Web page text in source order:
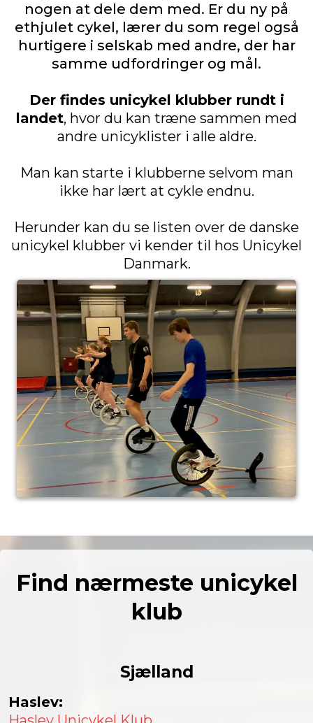
nogen at dele dem med. Er du ny på
ethjulet cykel, lærer du som regel også
hurtigere i selskab med andre, der har
samme udfordringer og mål.
Der findes unicykel klubber rundt i
landet, hvor du kan træne sammen med
andre unicyklister i alle aldre.
Man kan starte i klubberne selvom man
ikke har lært at cykle endnu.
Herunder kan du se listen over de danske
unicykel klubber vi kender til hos Unicykel
Danmark.
Find nærmeste unicykel
klub
Sjælland
Haslev: